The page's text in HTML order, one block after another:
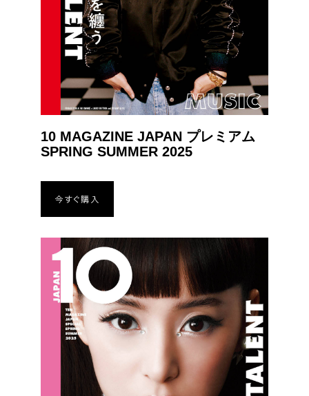
10 MAGAZINE JAPAN プレミアム
SPRING SUMMER 2025
今すぐ購入